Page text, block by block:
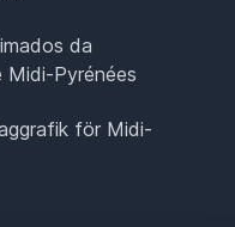
da
Midi-Pyrénées
för Midi-